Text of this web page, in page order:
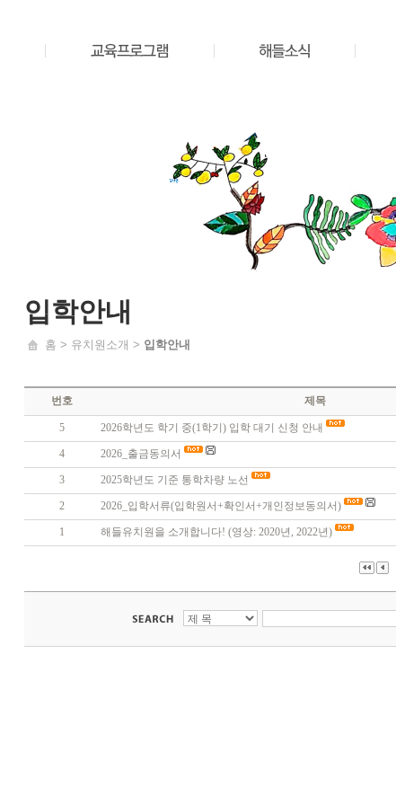
입학안내
홈 > 유치원소개 > 입학안내
번호 제목
5 2026학년도 학기 중(1학기) 입학 대기 신청 안내
4 2026_출금동의서
3 2025학년도 기준 통학차량 노선
2 2026_입학서류(입학원서+확인서+개인정보동의서)
1 해들유치원을 소개합니다! (영상: 2020년, 2022년)